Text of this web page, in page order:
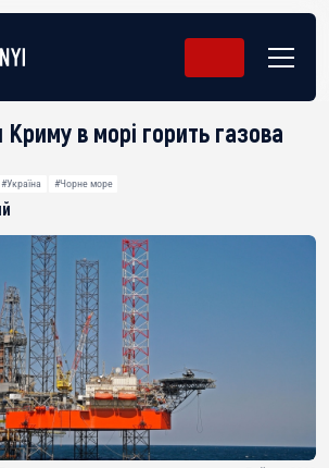
Криму в морі горить газова
#Україна #Чорне море